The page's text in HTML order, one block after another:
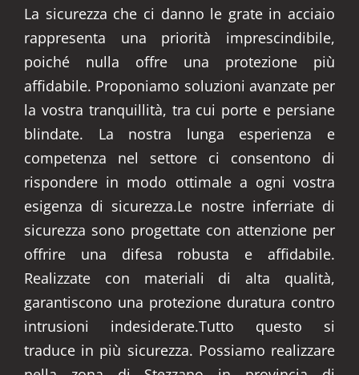
La sicurezza che ci danno le grate in acciaio
rappresenta una priorità imprescindibile,
poiché nulla offre una protezione più
affidabile. Proponiamo soluzioni avanzate per
la vostra tranquillità, tra cui porte e persiane
blindate. La nostra lunga esperienza e
competenza nel settore ci consentono di
rispondere in modo ottimale a ogni vostra
esigenza di sicurezza.Le nostre inferriate di
sicurezza sono progettate con attenzione per
offrire una difesa robusta e affidabile.
Realizzate con materiali di alta qualità,
garantiscono una protezione duratura contro
intrusioni indesiderate.Tutto questo si
traduce in più sicurezza. Possiamo realizzare